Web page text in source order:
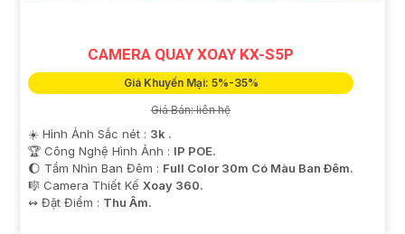
CAMERA QUAY XOAY KX-S5P
Giá Khuyến Mại: 5%-35%
Giá Bán: liên hệ
☀️ Hình Ảnh Sắc nét : 3k .
🏆 Công Nghệ Hình Ảnh : IP POE.
🌔 Tầm Nhìn Ban Đêm : Full Color 30m Có Màu Ban Ðêm.
🎼️ Camera Thiết Kế Xoay 360.
️↭ Đặt Điểm : Thu Âm.